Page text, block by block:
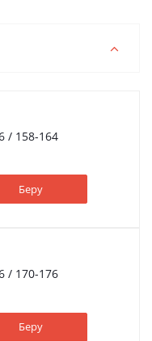
/ 158-164
Беру
/ 170-176
Беру